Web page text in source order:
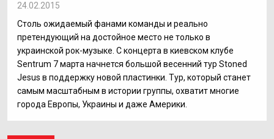
24.02.2015
Столь ожидаемый фанами команды и реально
претендующий на достойное место не только в
украинской рок-музыке. С концерта в киевском клубе
Sentrum 7 марта начнется большой весенний тур Stoned
Jesus в поддержку новой пластинки. Тур, который станет
самым масштабным в истории группы, охватит многие
города Европы, Украины и даже Америки.